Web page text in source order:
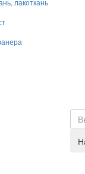
лакоткань